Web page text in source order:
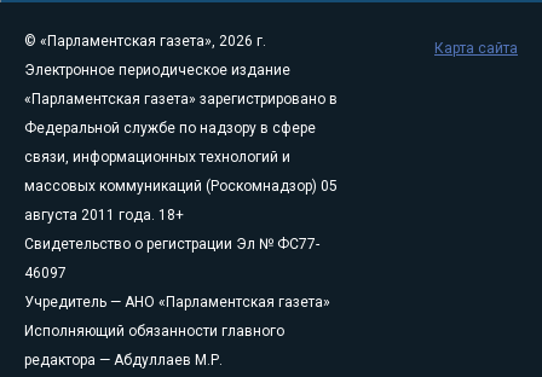
© «Парламентская газета», 2026 г.
Электронное периодическое издание
«Парламентская газета» зарегистрировано в
Федеральной службе по надзору в сфере
связи, информационных технологий и
массовых коммуникаций (Роскомнадзор) 05
августа 2011 года. 18+
Свидетельство о регистрации Эл № ФС77-
46097
Учредитель — АНО «Парламентская газета»
Исполняющий обязанности главного
редактора — Абдуллаев М.Р.
Карта сайта